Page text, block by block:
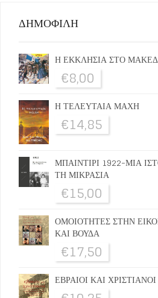
ΔΗΜΟΦΙΛΗ
Η ΕΚΚΛΗΣΙΑ ΣΤΟ
€8,00
Η ΤΕΛΕΥΤΑΙΑ ΜΑΧΗ
€14,85
ΜΠΑΙΝΤΙΡΙ 1922-ΜΙΑ
ΤΗ ΜΙΚΡΑΣΙΑ
€15,00
ΟΜΟΙΟΤΗΤΕΣ ΣΤΗΝ
ΚΑΙ ΒΟΥΔΑ
€17,50
ΕΒΡΑΙΟΙ ΚΑΙ ΧΡΙΣΤΙΑΝΟΙ